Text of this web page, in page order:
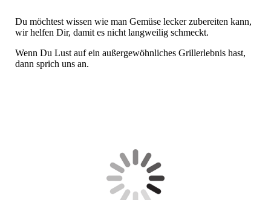
Du möchtest wissen wie man Gemüse lecker zubereiten kann,
wir helfen Dir, damit es nicht langweilig schmeckt.
Wenn Du Lust auf ein außergewöhnliches Grillerlebnis hast,
dann sprich uns an.